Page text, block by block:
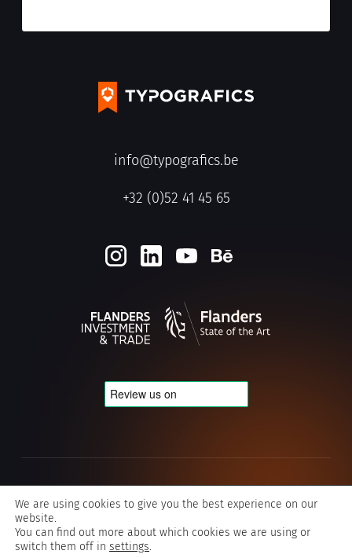
info@typografics.be
+32 (0)52 41 45 65
Algemene voorwaarden Typografics
We are using cookies to give you the best experience on our
website.
You can find out more about which cookies we are using or
switch them off in settings.